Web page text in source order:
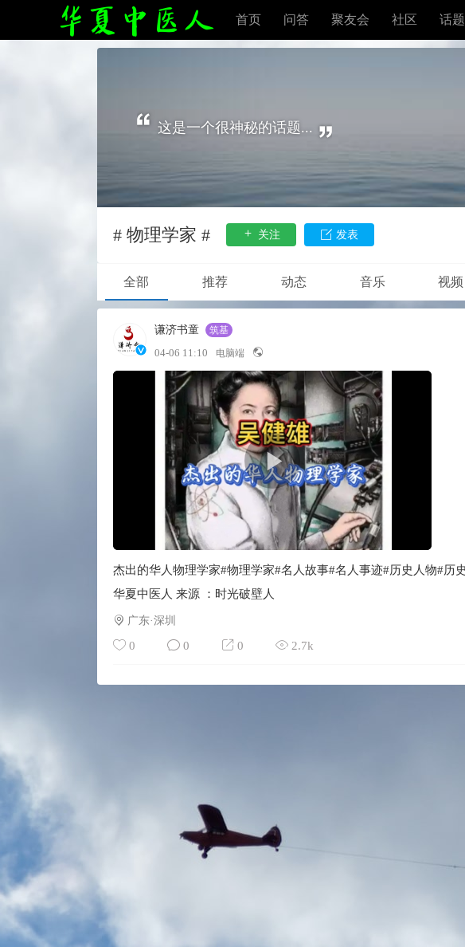
首页 问答 聚友会 社区 话题
这是一个很神秘的话题...
# 物理学家 # 关注 发表
全部 推荐 动态 音乐 视频
谦济书童 筑基
04-06 11:10 电脑端
杰出的华人物理学家#物理学家#名人故事#名人事迹#历史人物#历
华夏中医人 来源 ：时光破壁人
广东·深圳
0 0 0 2.7k